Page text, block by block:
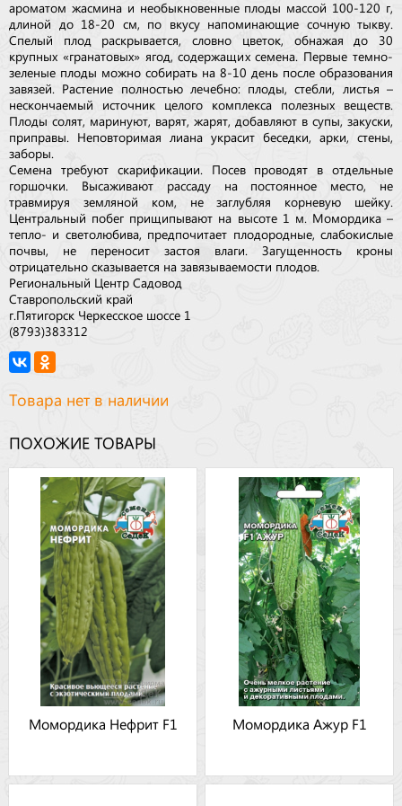
ароматом жасмина и необыкновенные плоды массой 100-120 г,
длиной до 18-20 см, по вкусу напоминающие сочную тыкву.
Спелый плод раскрывается, словно цветок, обнажая до 30
крупных «гранатовых» ягод, содержащих семена. Первые темно-
зеленые плоды можно собирать на 8-10 день после образования
завязей. Растение полностью лечебно: плоды, стебли, листья –
нескончаемый источник целого комплекса полезных веществ.
Плоды солят, маринуют, варят, жарят, добавляют в супы, закуски,
приправы. Неповторимая лиана украсит беседки, арки, стены,
заборы.
Семена требуют скарификации. Посев проводят в отдельные
горшочки. Высаживают рассаду на постоянное место, не
травмируя земляной ком, не заглубляя корневую шейку.
Центральный побег прищипывают на высоте 1 м. Момордика –
тепло- и светолюбива, предпочитает плодородные, слабокислые
почвы, не переносит застоя влаги. Загущенность кроны
отрицательно сказывается на завязываемости плодов.
Региональный Центр Садовод
Ставропольский край
г.Пятигорск Черкесское шоссе 1
(8793)383312
Товара нет в наличии
ПОХОЖИЕ ТОВАРЫ
Момордика Нефрит F1 Момордика Ажур F1